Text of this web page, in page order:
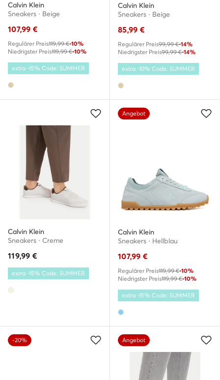
Calvin Klein
Sneakers · Beige
107,99 €
Regulärer Preis119,99 €-10%
Niedrigster Preis119,99 €-10%
extra -15% Code: SUMMER
Calvin Klein
Sneakers · Beige
85,99 €
Regulärer Preis99,99 €-14%
Niedrigster Preis99,99 €-14%
extra -10% Code: SUMMER
Calvin Klein
Sneakers · Creme
119,99 €
extra -15% Code: SUMMER
Angebot
Calvin Klein
Sneakers · Hellblau
107,99 €
Regulärer Preis119,99 €-10%
Niedrigster Preis119,99 €-10%
extra -15% Code: SUMMER
-20% Angebot